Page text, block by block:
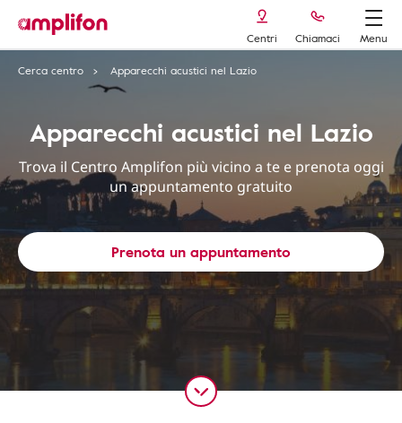
Centri Chiamaci
Menu
Cerca centro
Apparecchi acustici nel Lazio
Apparecchi acustici nel Lazio
Trova il Centro Amplifon più vicino a te e prenota oggi
un appuntamento gratuito
Prenota un appuntamento